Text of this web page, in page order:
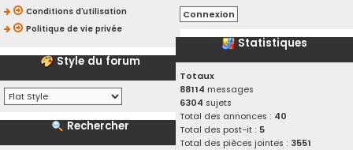
Conditions d’utilisation
Politique de vie privée
Style du forum
Rechercher
Statistiques
Totaux
88114 messages
6304 sujets
Total des annonces : 40
Total des post-it : 5
Total des pièces jointes : 3551